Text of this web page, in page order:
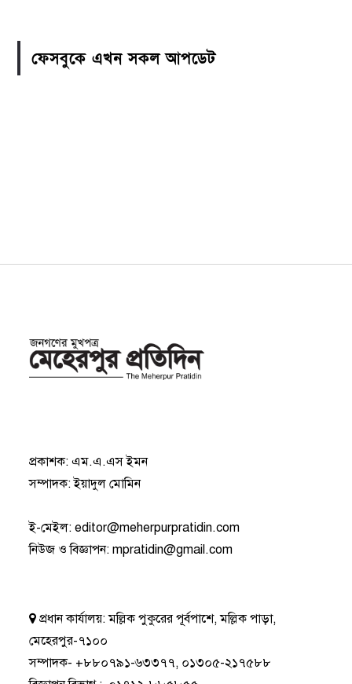
ফেসবুকে এখন সকল আপডেট
প্রকাশক: এম.এ.এস ইমন
সম্পাদক: ইয়াদুল মোমিন
ই-মেইল:editor@meherpurpratidin.com
নিউজ ও বিজ্ঞাপন:mpratidin@gmail.com
প্রধান কার্যালয়:মল্লিক পুকুরের পূর্বপাশে, মল্লিক পাড়া,
মেহেরপুর-৭১০০
সম্পাদক- +৮৮০৭৯১-৬৩৩৭৭, ০১৩০৫-২১৭৫৮৮